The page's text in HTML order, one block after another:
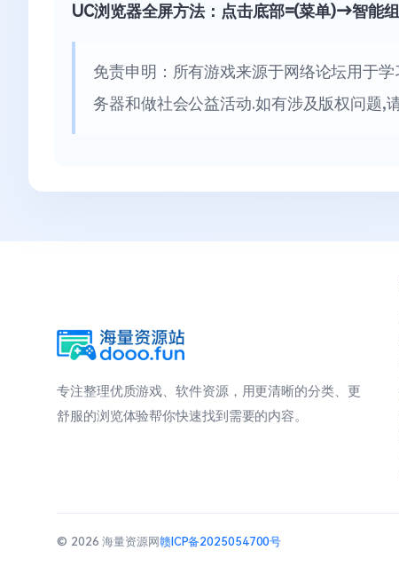
UC浏览器全屏方法：点击底部=(菜单)→智能
免责申明：所有游戏来源于网络论坛用于
务器和做社会公益活动.如有涉及版权问题,
专注整理优质游戏、软件资源，用更清晰的分类、更
舒服的浏览体验帮你快速找到需要的内容。
© 2026 海量资源网赣ICP备2025054700号